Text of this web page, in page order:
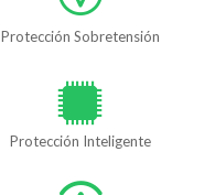
Protección Sobretensión
Protección Inteligente